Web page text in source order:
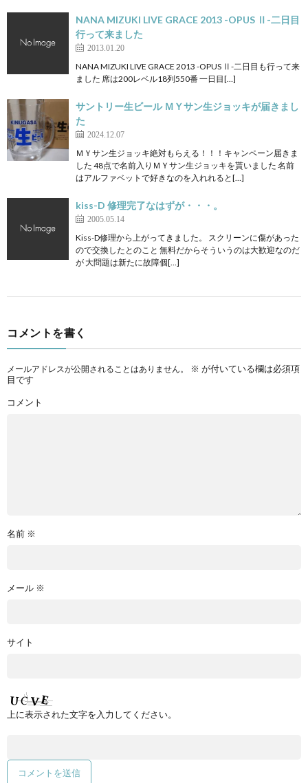
NANA MIZUKI LIVE GRACE 2013 -OPUS Ⅱ-二日目
行って来ました
2013.01.20
NANA MIZUKI LIVE GRACE 2013 -OPUS Ⅱ-二日目も行って来
ました 席は200レベル18列550番 一日目[…]
サントリー生ビール ＭＹサン生ジョッキが届きまし
た
2024.12.07
ＭＹサン生ジョッキ絶対もらえる！！！キャンペーン届きま
した 48点で名前入りＭＹサン生ジョッキを貰いました 名前
はアルファベットで好きなのを入れれると[…]
kiss-D 修理完了なはずが・・・。
2005.05.14
Kiss-D修理から上がってきました。 スクリーンに傷があった
ので交換したとのこと 無料だからそういうのは大歓迎なのだ
が 大問題は新たに故障個[…]
コメントを書く
メールアドレスが公開されることはありません。 ※ が付いている欄は必須項
目です
コメント
名前 ※
メール ※
サイト
上に表示された文字を入力してください。